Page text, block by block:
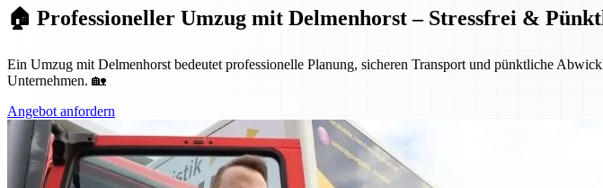
🏠 Professioneller Umzug mit Delmenhorst – Stressfrei &
Ein Umzug mit Delmenhorst bedeutet professionelle Planung, sicheren Transport und pünktliche
Unternehmen. 🏡
Angebot anfordern